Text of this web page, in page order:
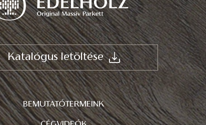
Katalógus letöltése
BEMUTATÓTERMEINK